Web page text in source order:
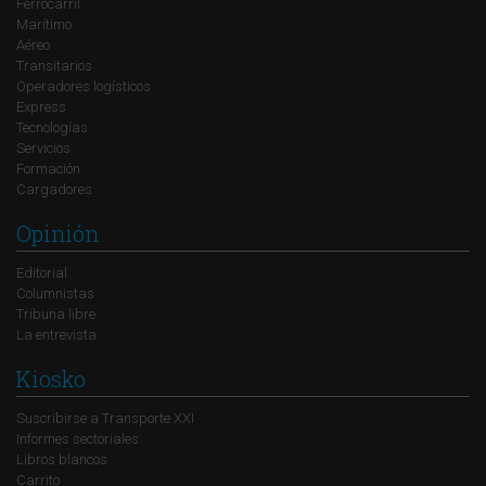
Ferrocarril
Marítimo
Aéreo
Transitarios
Operadores logísticos
Express
Tecnologías
Servicios
Formación
Cargadores
Opinión
Editorial
Columnistas
Tribuna libre
La entrevista
Kiosko
Suscribirse a Transporte XXI
Informes sectoriales
Libros blancos
Carrito